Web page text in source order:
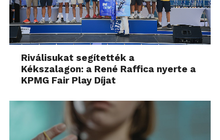
Riválisukat segítették a
Kékszalagon: a René Raffica nyerte a
KPMG Fair Play Díjat